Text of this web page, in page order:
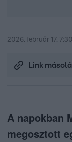
2026. február 17. 7:30
Link
A napokban
megosztott